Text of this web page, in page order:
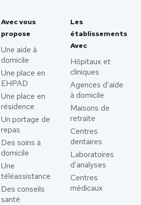
Avec vous
propose
Une aide à
domicile
Une place en
EHPAD
Une place en
résidence
Un portage de
repas
Des soins à
domicile
Une
téléassistance
Des conseils
santé
Les
établissements
Avec
Hôpitaux et
cliniques
Agences d’aide
à domicile
Maisons de
retraite
Centres
dentaires
Laboratoires
d’analyses
Centres
médicaux